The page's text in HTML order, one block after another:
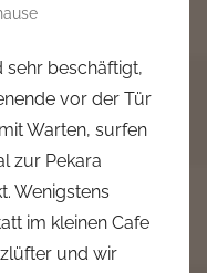
sehr beschäftigt,
vor der Tür
Warten, surfen
zur Pekara
Wenigstens
im kleinen Cafe
und wir